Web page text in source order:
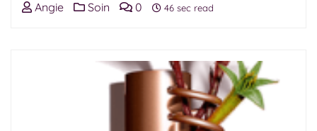
Angie Soin 0 46 sec read